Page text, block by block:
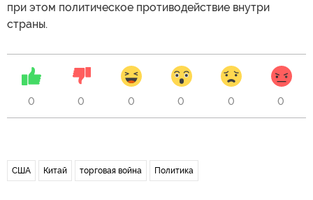
при этом политическое противодействие внутри
страны.
0 0 0 0 0 0
США Китай торговая война Политика